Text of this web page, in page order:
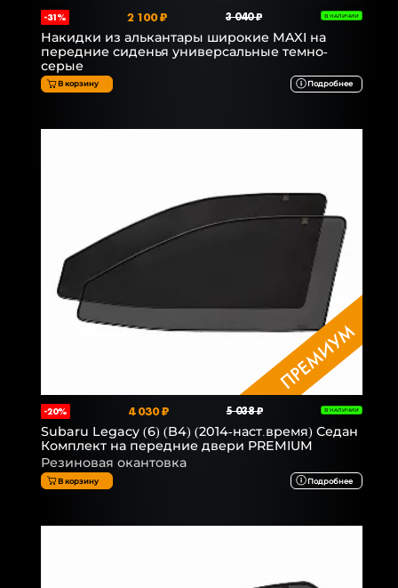
-31% 2 100 ₽ 3 040 ₽ В НАЛИЧИИ
Накидки из алькантары широкие MAXI на
передние сиденья универсальные темно-
серые
В корзину Подробнее
-20% 4 030 ₽ 5 038 ₽ В НАЛИЧИИ
Subaru Legacy (6) (B4) (2014-наст.время) Седан
Комплект на передние двери PREMIUM
Резиновая окантовка
В корзину Подробнее